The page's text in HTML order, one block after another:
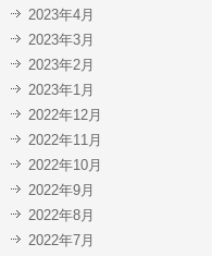
2023年4月
2023年3月
2023年2月
2023年1月
2022年12月
2022年11月
2022年10月
2022年9月
2022年8月
2022年7月